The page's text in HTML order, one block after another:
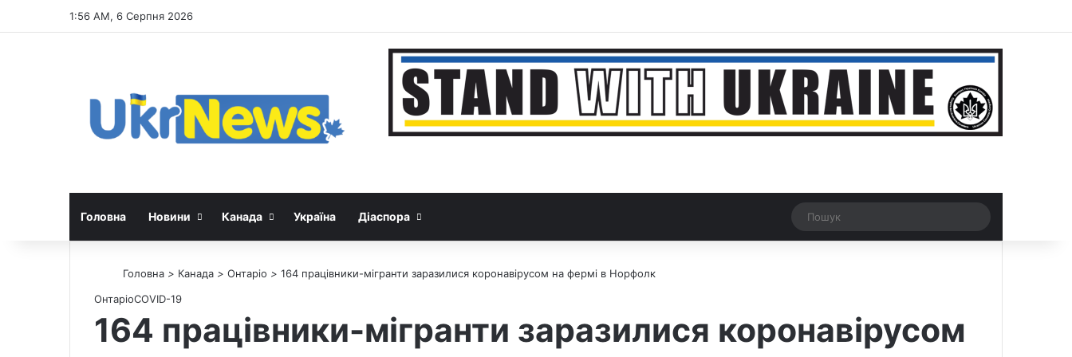
1:56 AM, 6 Серпня 2026
Google News
Threads
Головна Новини Канада Україна Діаспора Рандомна новина
Switch skin
Головна > Канада > Онтаріо > 164 працівники-мігранти заразилися коронавірусом на фермі в Норфолк
ОнтаріоСOVID-19
164 працівники-мігранти заразилися коронавірусом